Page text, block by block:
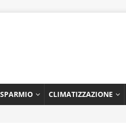
CLIMATIZZAZIONE